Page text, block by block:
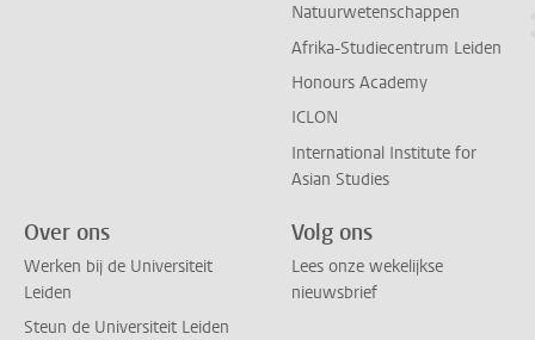
Natuurwetenschappen
Afrika-Studiecentrum Leiden
Honours Academy
ICLON
International Institute for
Asian Studies
Over ons
Werken bij de Universiteit
Leiden
Steun de Universiteit Leiden
Volg ons
Lees onze wekelijkse
nieuwsbrief